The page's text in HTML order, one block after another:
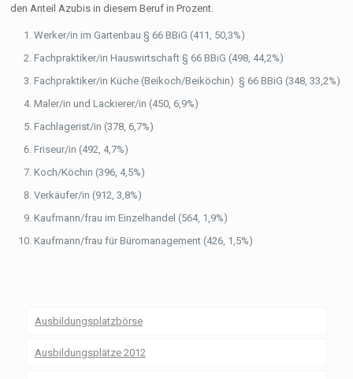
den Anteil Azubis in diesem Beruf in Prozent.
Werker/in im Gartenbau § 66 BBiG (411, 50,3%)
Fachpraktiker/in Hauswirtschaft § 66 BBiG (498, 44,2%)
Fachpraktiker/in Küche (Beikoch/Beiköchin) § 66 BBiG (348, 33,2%)
Maler/in und Lackierer/in (450, 6,9%)
Fachlagerist/in (378, 6,7%)
Friseur/in (492, 4,7%)
Koch/Köchin (396, 4,5%)
Verkäufer/in (912, 3,8%)
Kaufmann/frau im Einzelhandel (564, 1,9%)
Kaufmann/frau für Büromanagement (426, 1,5%)
Ausbildungsplatzbörse
Ausbildungsplätze 2012